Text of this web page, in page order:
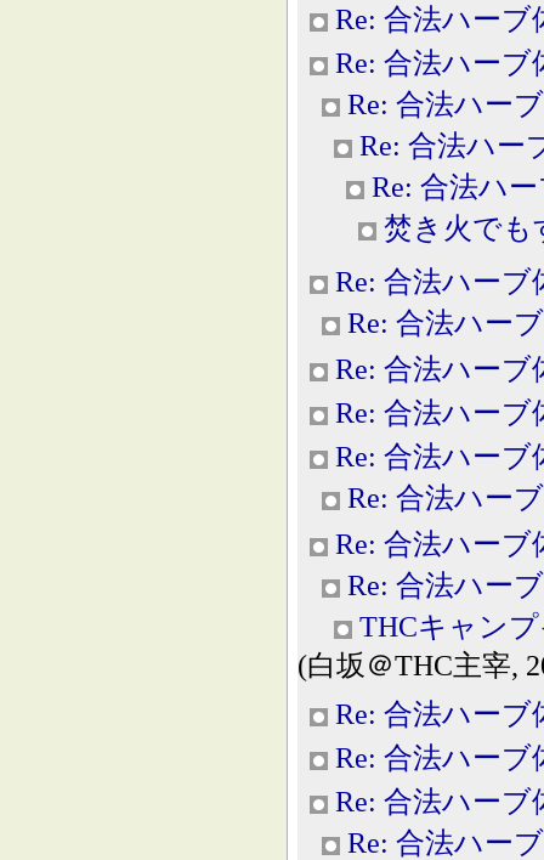
Re: 合法ハーブ
Re: 合法ハーブ
Re: 合法ハー
Re: 合法ハー
Re: 合法ハ
焚き火でも
Re: 合法ハーブ
Re: 合法ハー
Re: 合法ハーブ
Re: 合法ハーブ
Re: 合法ハーブ
Re: 合法ハー
Re: 合法ハーブ
Re: 合法ハー
THCキャン
(白坂＠THC主宰,
Re: 合法ハーブ
Re: 合法ハーブ
Re: 合法ハーブ
Re: 合法ハー